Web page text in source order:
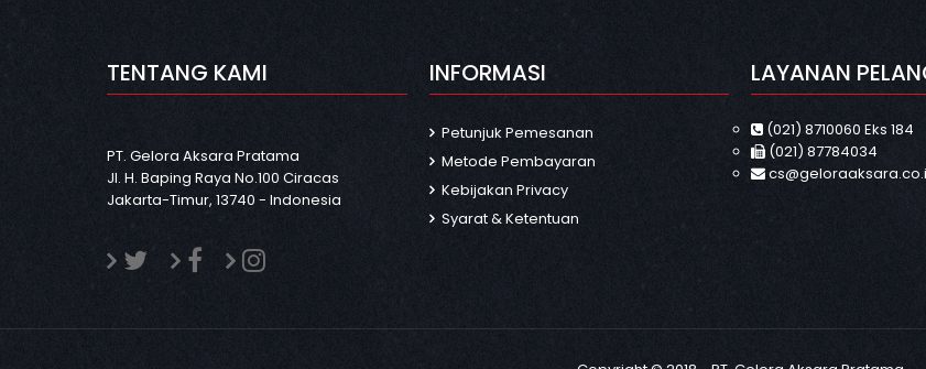
TENTANG KAMI
PT. Gelora Aksara Pratama
Jl. H. Baping Raya No.100 Ciracas
Jakarta-Timur, 13740 - Indonesia
INFORMASI
Petunjuk Pemesanan
Metode Pembayaran
Kebijakan Privacy
Syarat & Ketentuan
LAYANAN
(021) 8710060 Eks 184
(021) 87784034